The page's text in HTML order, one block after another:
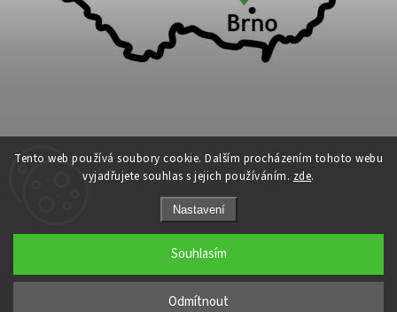
Tento web používá soubory cookie. Dalším procházením tohoto webu
vyjadřujete souhlas s jejich používáním. zde.
Nastavení
Odmítnout
Souhlasím
Cykloport. Všechna práva vyhrazena.
Upravit nastavení cookies